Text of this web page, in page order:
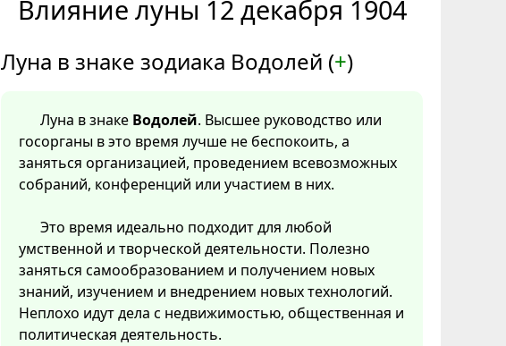
Влияние луны 12 декабря 1904
Луна в знаке зодиака Водолей (+)
Луна в знаке Водолей. Высшее руководство или
госорганы в это время лучше не беспокоить, а
заняться организацией, проведением всевозможных
собраний, конференций или участием в них.
Это время идеально подходит для любой
умственной и творческой деятельности. Полезно
заняться самообразованием и получением новых
знаний, изучением и внедрением новых технологий.
Неплохо идут дела с недвижимостью, общественная и
политическая деятельность.